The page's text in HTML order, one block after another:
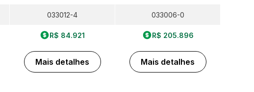
033012-4
R$ 84.921
Mais detalhes
033006-0
R$ 205.896
Mais detalhes